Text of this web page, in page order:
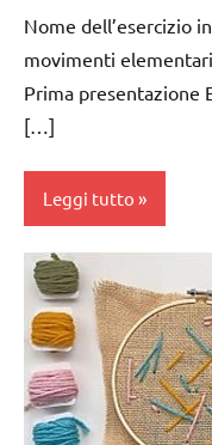
dough
riciclare
TUTTI GLI
PER ETA'
TUTTI GLI
ARTICOLI
VITA
PRATICA
dai
FESTE
GUIDA
DIDATTICA
MONTESSORI
LAVORETTI
Pasqua
pigmenti
botanici
Nome dell’esercizio
movimenti
Prima presentazione
[…]
Leggi tutto
cura
di
sè
dai
3 ai
6